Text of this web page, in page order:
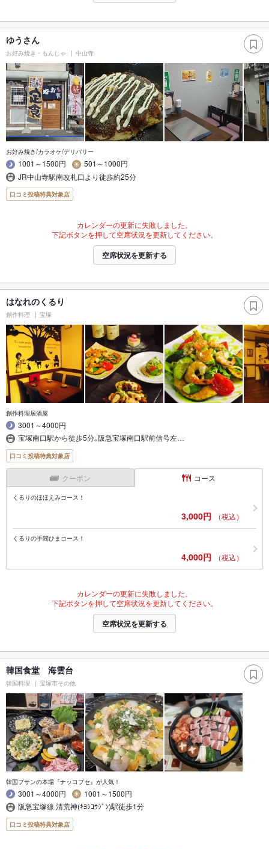
ゆうさん
お好み焼き・もんじゃ 中山寺
お好み焼き/カラオケ/デリバリー
1001～1500円
501～1000円
JR中山寺駅南改札口より徒歩約25分
口コミ投稿特典対象店
カレンダーの更新に失敗しました。
下記ボタンを押して空席状況を更新してください。
空席状況を更新する
はなれのくるり
創作料理 宝塚
創作料理居酒屋
3001～4000円
宝塚南口駅から徒歩5分｡阪急宝塚南口駅前信号左…
口コミ投稿特典対象店
クーポン コース
くるりのほほえみコース！
3,000円 （税込）
くるりの手間ひまコース！
4,000円 （税込）
カレンダーの更新に失敗しました。
下記ボタンを押して空席状況を更新してください。
空席状況を更新する
韓国食堂 海雲台
韓国料理 宝塚市その他
韓国プサンの本場『ナッコプセ』が人気！
3001～4000円
1001～1500円
阪急宝塚線 清荒神(ｷﾖｼｺｳｼﾞﾝ)駅徒歩1分
口コミ投稿特典対象店